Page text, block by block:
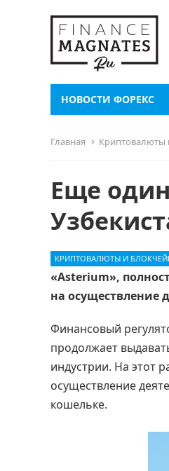
НОВОСТИ ФОРЕКС
Главная Криптовалюты
Еще
КРИПТОВАЛЮТЫ И
«Asterium»,
на осуществление
Финансовый
продолжает
индустрии. На этот
осуществление
кошельке.